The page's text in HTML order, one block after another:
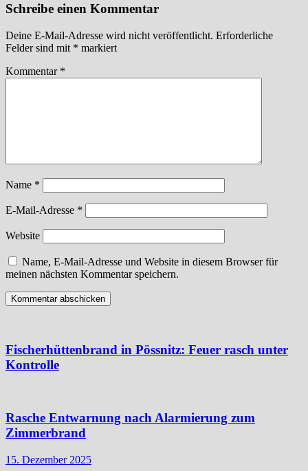
Schreibe einen Kommentar
Deine E-Mail-Adresse wird nicht veröffentlicht. Erforderliche
Felder sind mit * markiert
Kommentar *
Name *
E-Mail-Adresse *
Website
Name, E-Mail-Adresse und Website in diesem Browser für
meinen nächsten Kommentar speichern.
Fischerhüttenbrand in Pössnitz: Feuer rasch unter
Kontrolle
Rasche Entwarnung nach Alarmierung zum
Zimmerbrand
15. Dezember 2025